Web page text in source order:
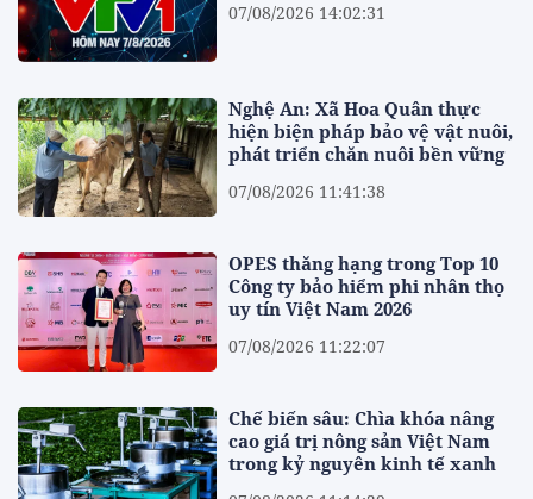
07/08/2026 14:02:31
Nghệ An: Xã Hoa Quân thực
hiện biện pháp bảo vệ vật nuôi,
phát triển chăn nuôi bền vững
07/08/2026 11:41:38
OPES thăng hạng trong Top 10
Công ty bảo hiểm phi nhân thọ
uy tín Việt Nam 2026
07/08/2026 11:22:07
Chế biến sâu: Chìa khóa nâng
cao giá trị nông sản Việt Nam
trong kỷ nguyên kinh tế xanh